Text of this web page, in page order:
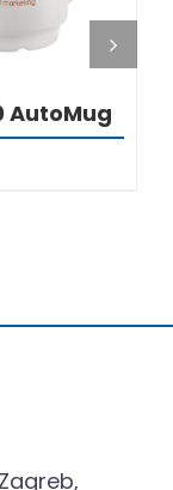
AutoMug